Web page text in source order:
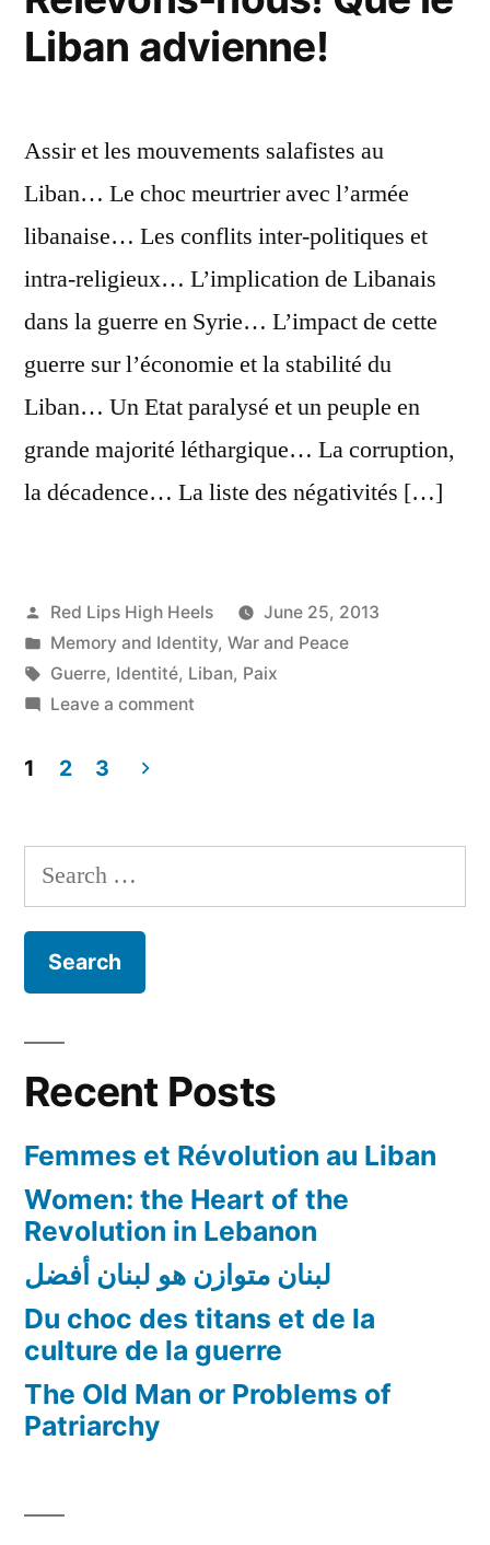
modernisme
Liban advienne!
Assir et les mouvements salafistes au
Liban… Le choc meurtrier avec l’armée
libanaise… Les conflits inter-politiques et
intra-religieux… L’implication de Libanais
dans la guerre en Syrie… L’impact de cette
guerre sur l’économie et la stabilité du
Liban… Un Etat paralysé et un peuple en
grande majorité léthargique… La corruption,
la décadence… La liste des négativités […]
Posted
by
Red Lips High Heels
June 25, 2013
Posted
in
Memory and Identity, War and Peace
Tags:
Guerre, Identité, Liban, Paix
Leave a commenton
navigation
1 2 3
Search
for:
Recent Posts
Femmes et Révolution au Liban
Women: the Heart of the
Revolution in Lebanon
لبنان متوازن هو لبنان أفضل
Du choc des titans et de la
culture de la guerre
The Old Man or Problems of
Patriarchy